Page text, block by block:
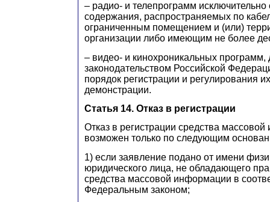
– радио- и телепрограмм исключительно
содержания, распространяемых по
ограниченным помещением и (или)
организации либо имеющим не более
– видео- и кинохроникальных программ,
законодательством Российской
порядок регистрации и регулирования
демонстрации.
Статья 14. Отказ в регистрации
Отказ в регистрации средства
возможен только по следующим
1) если заявление подано от имени
юридического лица, не обладающего
средства массовой информации в
Федеральным законом;